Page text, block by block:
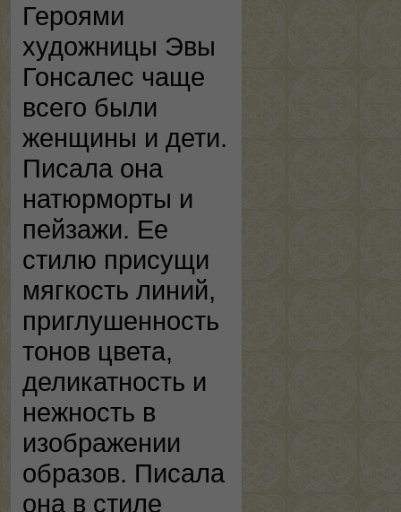
Героями
художницы Эвы
Гонсалес чаще
всего были
женщины и дети.
Писала она
натюрморты и
пейзажи. Ее
стилю присущи
мягкость линий,
приглушенность
тонов цвета,
деликатность и
нежность в
изображении
образов. Писала
она в стиле